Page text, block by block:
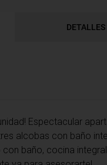
DETALLES
Espectacular
alcobas con baño
baño, cocina